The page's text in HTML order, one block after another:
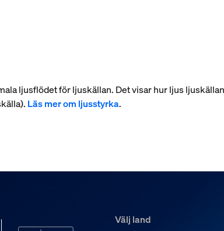
ljusflödet för ljuskällan. Det visar hur ljus
Läs mer om ljusstyrka.
Välj land